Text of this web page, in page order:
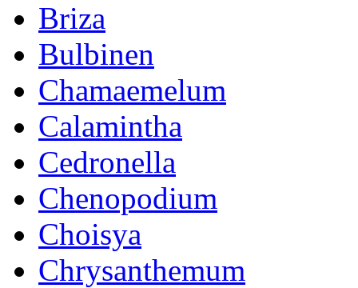
Briza
Bulbinen
Chamaemelum
Calamintha
Cedronella
Chenopodium
Choisya
Chrysanthemum